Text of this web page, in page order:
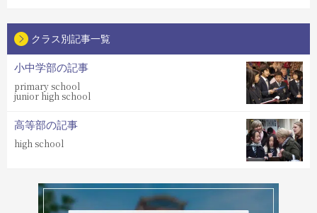
クラス別記事一覧
小中学部の記事
primary school
junior high school
高等部の記事
high school